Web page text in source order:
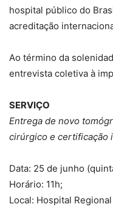
hospital público do
acreditação
Ao término da
entrevista coletiva à
SERVIÇO
Entrega de novo
cirúrgico e certificação
Data: 25 de junho
Horário: 11h;
Local: Hospital